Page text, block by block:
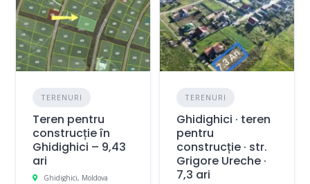
TERENURI
Teren pentru
construcție în
Ghidighici – 9,43
ari
Ghidighici, Moldova
TERENURI
Ghidighici · teren
pentru
construcție · str.
Grigore Ureche ·
7,3 ari